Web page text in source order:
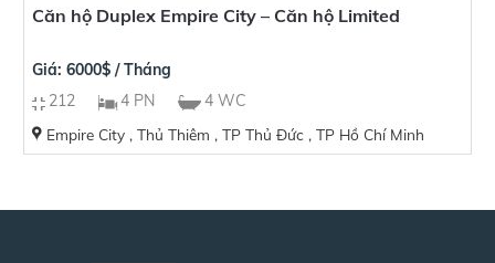
Căn hộ Duplex Empire City – Căn hộ Limited
Giá: 6000$ / Tháng
212
4 PN 4 WC
Empire City , Thủ Thiêm , TP Thủ Đức , TP Hồ Chí Minh